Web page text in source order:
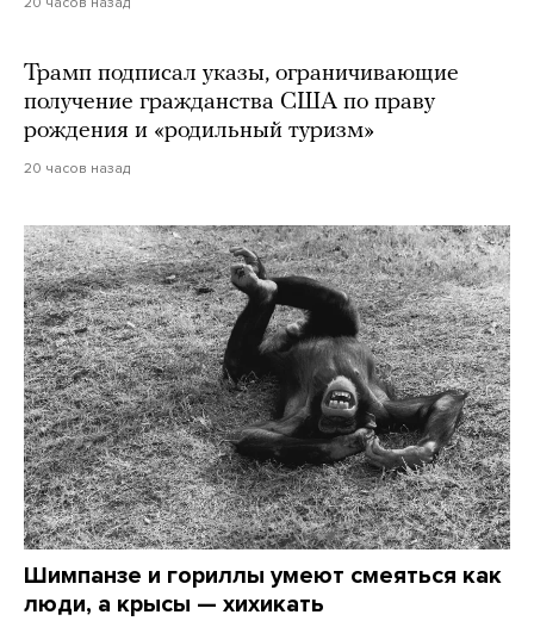
Трамп подписал указы, ограничивающие
получение гражданства США по праву
рождения и «родильный туризм»
20 часов назад
Шимпанзе и гориллы умеют смеяться как
люди, а крысы — хихикать